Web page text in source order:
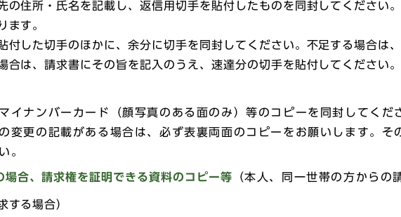
の住所・氏名を記載し、返信用切手を貼付したものを同封してください。
ます。
付した切手のほかに、余分に切手を同封してください。不足する場合は
合は、請求書にその旨を記入のうえ、速達分の切手を貼付してください。
イナンバーカード（顔写真のある面のみ）等のコピーを同封してくだ
変更の記載がある場合は、必ず表裏両面のコピーをお願いします。そ
。
合、請求権を証明できる資料のコピー等 （本人、同一世帯の方からの
する場合）